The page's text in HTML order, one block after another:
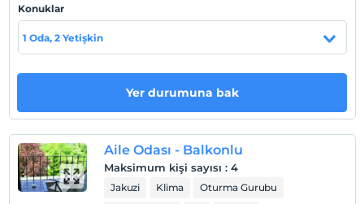
parkurlarindan yürüyerek agva sahil e kadar gidebilir
siniz. Yesil çay deresi kenarinda bulunan asiklar yolunda
yürüyüs yapabilir Defne agaçlarindan defne yapragi
Tesis lokasyon bilgileri
Göksu Deresi Kenarinda Doga ile iç içe sessiz Bir
konumda bulunan Vira Creek House Hotel;
Misafirlerini,Samimiyeti ile Aile ortaminda
Agirlamaktadir.Büyük ve Dere Manzarali odalari ile ayni
zamanda konforu ve rahatligi misafirlerine sunmaktadir.
Konuklar
1 Oda, 2 Yetişkin
Yer durumuna bak
Aile Odası - Balkonlu
Maksimum kişi sayısı : 4
Jakuzi Klima
Oturma Gurubu